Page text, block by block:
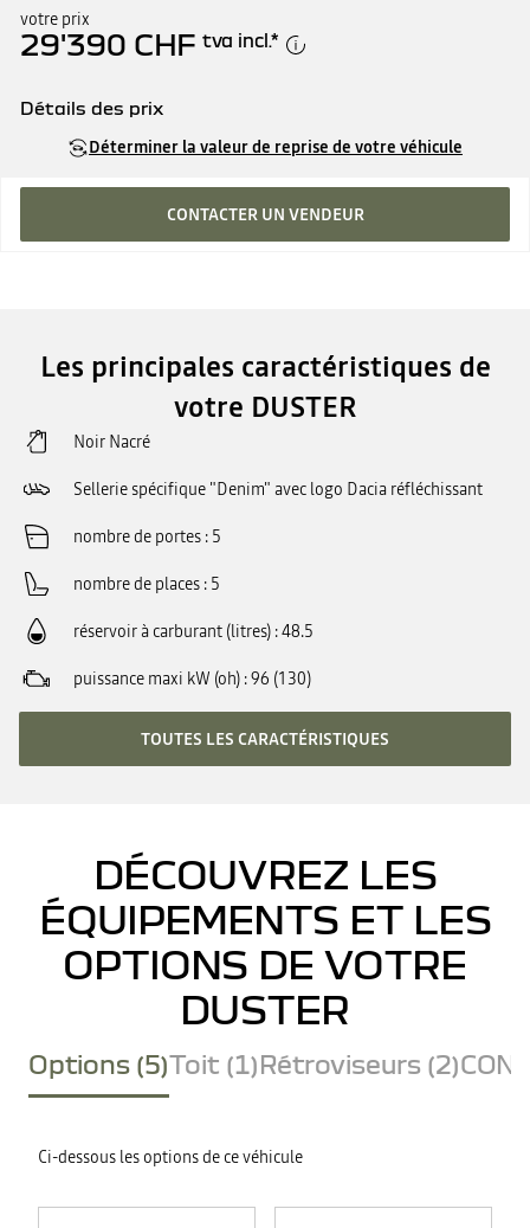
votre prix
29'390 CHF tva incl.*
Détails des prix
moins prime
500 CHF
Déterminer la valeur de reprise de votre véhicule
CONTACTER UN VENDEUR
Les principales caractéristiques de
votre DUSTER
Noir Nacré
Sellerie spécifique "Denim" avec logo Dacia réfléchissant
nombre de portes 5
nombre de places 5
réservoir à carburant (litres) 48.5
puissance maxi kW (oh) 96 (130)
TOUTES LES CARACTÉRISTIQUES
DÉCOUVREZ LES
ÉQUIPEMENTS ET LES
OPTIONS DE VOTRE
DUSTER
Options (5)Toit (1)Rétroviseurs (2)
Ci-dessous les options de ce véhicule